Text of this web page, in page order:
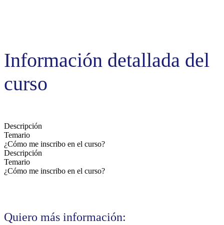
Información detallada del
curso
Descripción
Temario
¿Cómo me inscribo en el curso?
Descripción
Temario
¿Cómo me inscribo en el curso?
Quiero más información: